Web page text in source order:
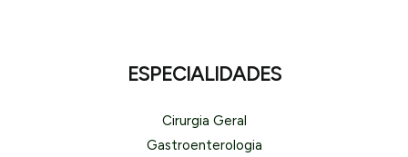
ESPECIALIDADES
Cirurgia Geral
Gastroenterologia